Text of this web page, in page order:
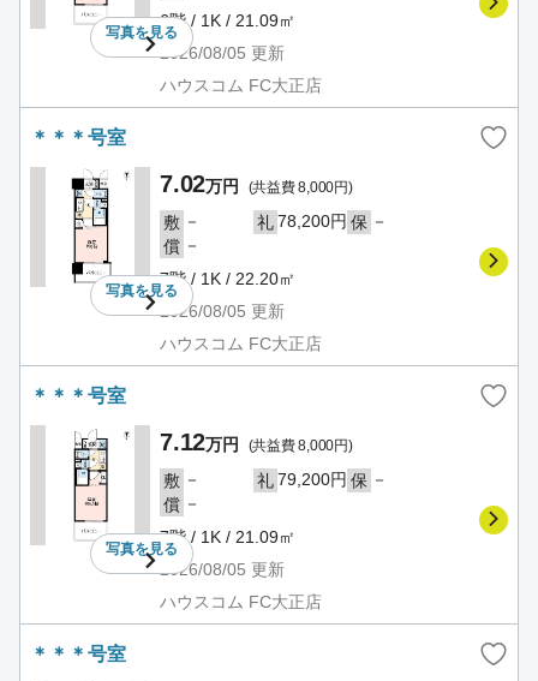
写真を見る
6階 / 1K / 21.09㎡
2026/08/05 更新
ハウスコム FC大正店
＊＊＊号室
写真を見る
7.02万円 (共益費 8,000円)
敷 － 礼78,200円 保 －
償 －
7階 / 1K / 22.20㎡
2026/08/05 更新
ハウスコム FC大正店
＊＊＊号室
写真を見る
7.12万円 (共益費 8,000円)
敷 － 礼79,200円 保 －
償 －
7階 / 1K / 21.09㎡
2026/08/05 更新
ハウスコム FC大正店
＊＊＊号室